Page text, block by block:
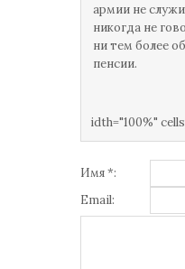
армии не
никогда не
ни тем более
пенсии.
idth="100%"
Имя *:
Email: